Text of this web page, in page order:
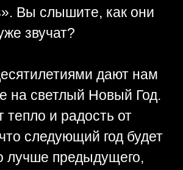
Вы слышите, как они
звучат?
дают нам
на светлый Новый Год.
и радость от
следующий год будет
лучше предыдущего,